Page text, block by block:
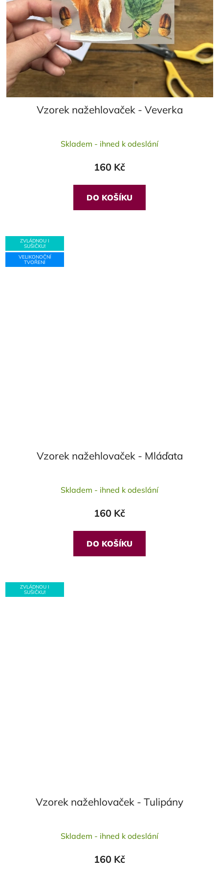
Vzorek nažehlovaček - Veverka
Skladem - ihned k odeslání
160 Kč
DO KOŠÍKU
ZVLÁDNOU I
SUŠIČKU!
VELIKONOČNÍ
TVOŘENÍ
Vzorek nažehlovaček - Mláďata
hodnocení
je
5,0
z
5
Skladem - ihned k odeslání
160 Kč
DO KOŠÍKU
ZVLÁDNOU I
SUŠIČKU!
Vzorek nažehlovaček - Tulipány
Skladem - ihned k odeslání
160 Kč